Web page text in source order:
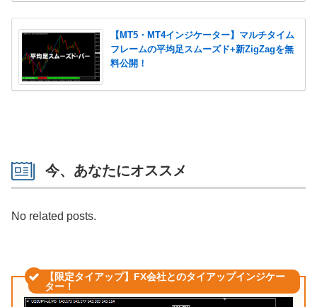
【MT5・MT4インジケーター】マルチタイム
フレームの平均足スムーズド+新ZigZagを無
料公開！
今、あなたにオススメ
No related posts.
【限定タイアップ】FX会社とのタイアップインジケー
ター！